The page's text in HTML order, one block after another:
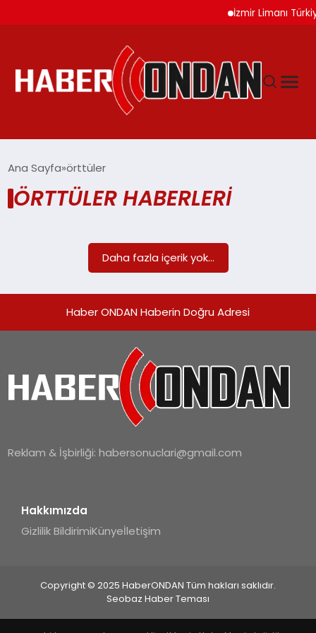
İzmir Limanı
SIYASET
SPOR
Ana Sayfa örttüler
ÖRTTÜLER HABERLERI
Daha fazla içerik yok...
Haber ONDAN Haberin Doğru Adresi
Reklam & İşbirliği:habersonuclari@gmail.com
Hakkımızda
Gizlilik BildirimiKünyeİletişim
Copyright © 2025 HaberONDAN Tüm hakları saklıdır.
Seobaz Haber Teması